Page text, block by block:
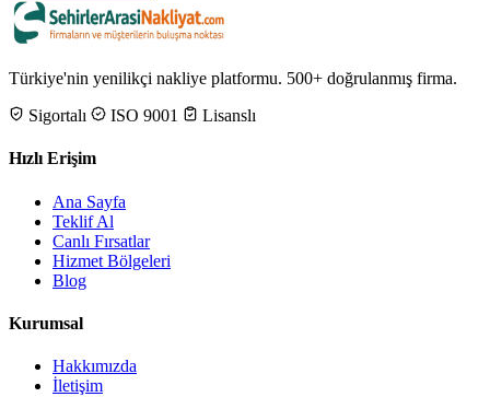
Türkiye'nin yenilikçi nakliye platformu. 500+ doğrulanmış firma.
Sigortalı
ISO 9001 Lisanslı
Hızlı Erişim
Ana Sayfa
Teklif Al
Canlı Fırsatlar
Hizmet Bölgeleri
Blog
Kurumsal
Hakkımızda
İletişim